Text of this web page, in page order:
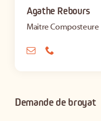
Agathe Rebours
Maitre Composteure
Demande de broyat